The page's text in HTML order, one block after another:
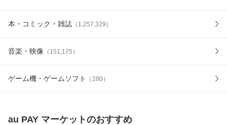
本・コミック・雑誌 （ 1,257,329 ）
音楽・映像 （ 151,175 ）
ゲーム機・ゲームソフト （280）
au PAY マーケットのおすすめ